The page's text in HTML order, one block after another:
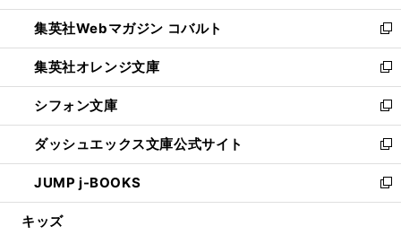
開
く
ウ
で
開
く
ン
ド
ウ
で
開
く
ウ
ィ
ン
ド
ウ
で
開
く
集英社Webマガジン コバルト
新
し
い
ウ
ィ
ン
ド
ウ
で
開
集英社オレンジ文庫
新
し
い
ウ
ィ
ン
ド
ウ
シフォン文庫
新
し
い
ウ
ィ
ン
ダッシュエックス文庫公式サイト
新
し
い
ウ
JUMP j-BOOKS
新
し
キッズ